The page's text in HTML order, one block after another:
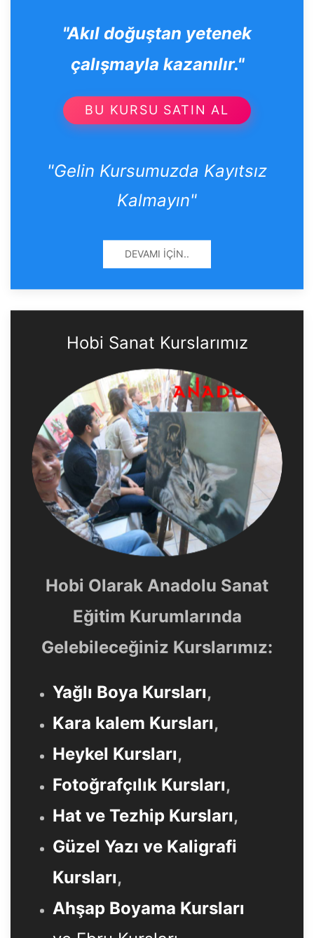
"Akıl doğuştan yetenek
çalışmayla kazanılır."
BU KURSU SATIN AL
"Gelin Kursumuzda Kayıtsız
Kalmayın"
DEVAMI İÇIN..
Hobi Sanat Kurslarımız
Hobi Olarak Anadolu Sanat
Eğitim Kurumlarında
Gelebileceğiniz Kurslarımız:
Yağlı Boya Kursları,
Kara kalem Kursları,
Heykel Kursları,
Fotoğrafçılık Kursları,
Hat ve Tezhip Kursları,
Güzel Yazı ve Kaligrafi
Kursları,
Ahşap Boyama Kursları